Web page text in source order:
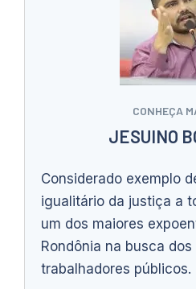
CONHEÇA
JESUINO
Considerado exemplo
igualitário da justiça a
um dos maiores
Rondônia na busca
trabalhadores públicos.